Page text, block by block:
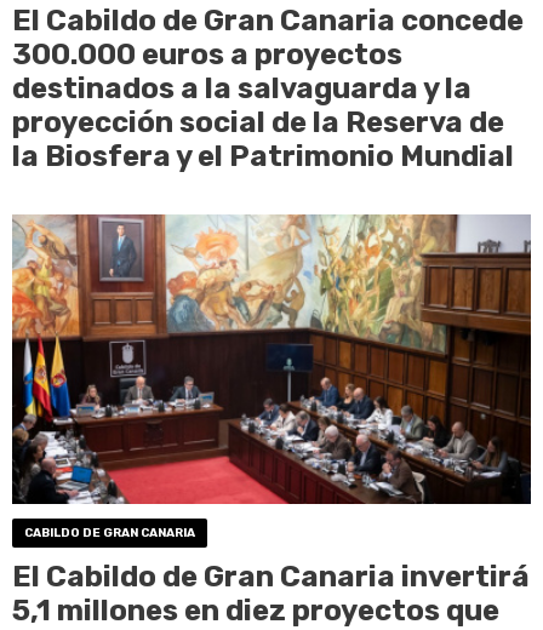
El Cabildo de Gran Canaria concede
300.000 euros a proyectos
destinados a la salvaguarda y la
proyección social de la Reserva de
la Biosfera y el Patrimonio Mundial
CABILDO DE GRAN CANARIA
El Cabildo de Gran Canaria invertirá
5,1 millones en diez proyectos que